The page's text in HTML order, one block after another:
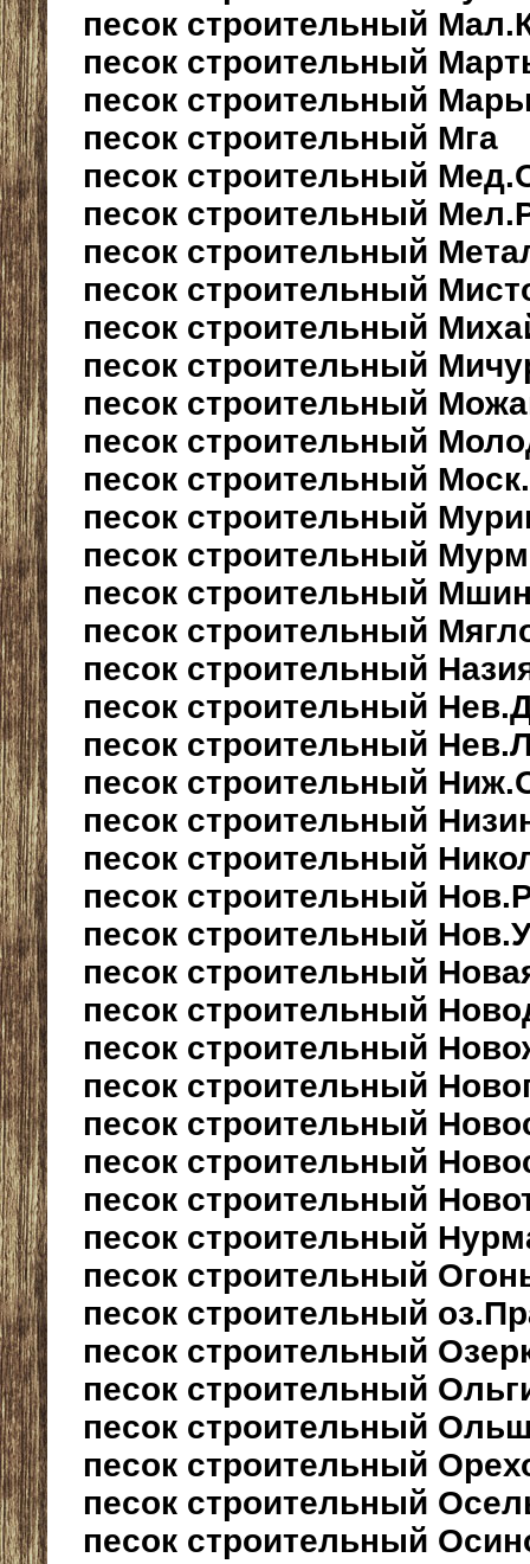
песок строительный
песок строительный
песок строительный
песок строительный Мга
песок строительный
песок строительный
песок строительный
песок строительный
песок строительный
песок строительный
песок строительный
песок строительный
песок строительный
песок строительный
песок строительный
песок строительный
песок строительный
песок строительный
песок строительный
песок строительный
песок строительный
песок строительный
песок строительный
песок строительный
песок строительный
песок строительный
песок строительный
песок строительный
песок строительный
песок строительный
песок строительный
песок строительный
песок строительный
песок строительный
песок строительный
песок строительный
песок строительный
песок строительный
песок строительный
песок строительный
песок строительный